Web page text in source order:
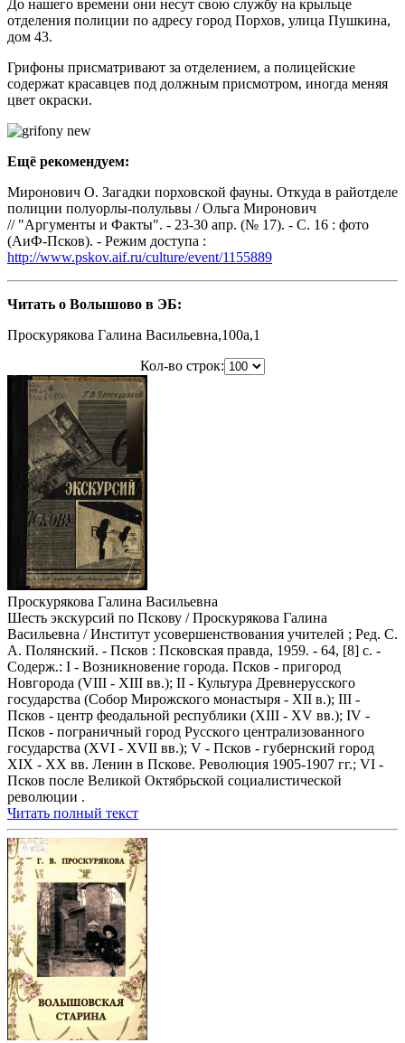
До нашего времени они несут свою службу на крыльце
отделения полиции по адресу город Порхов, улица Пушкина,
дом 43.
Грифоны присматривают за отделением, а полицейские
содержат красавцев под должным присмотром, иногда меняя
цвет окраски.
Ещё рекомендуем:
Миронович О. Загадки порховской фауны. Откуда в райотделе
полиции полуорлы-полульвы / Ольга Миронович
// "Аргументы и Факты". - 23-30 апр. (№ 17). - С. 16 : фото
(АиФ-Псков). - Режим доступа :
http://www.pskov.aif.ru/culture/event/1155889
Читать о Волышово в ЭБ:
Проскурякова Галина Васильевна,100a,1
Кол-во строк:
Проскурякова Галина Васильевна
Шесть экскурсий по Пскову / Проскурякова Галина
Васильевна / Институт усовершенствования учителей ; Ред. С.
А. Полянский. - Псков : Псковская правда, 1959. - 64, [8] с. -
Содерж.: I - Возникновение города. Псков - пригород
Новгорода (VIII - XIII вв.); II - Культура Древнерусского
государства (Собор Мирожского монастыря - XII в.); III -
Псков - центр феодальной республики (XIII - XV вв.); IV -
Псков - пограничный город Русского централизованного
государства (XVI - XVII вв.); V - Псков - губернский город
XIX - XX вв. Ленин в Пскове. Революция 1905-1907 гг.; VI -
Псков после Великой Октябрьской социалистической
революции .
Читать полный текст